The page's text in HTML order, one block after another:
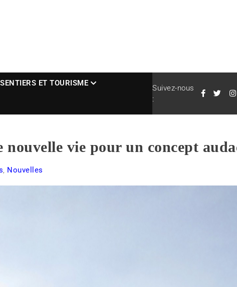
SENTIERS ET TOURISME
Suivez-nous
:
vie pour un concept
, Nouvelles